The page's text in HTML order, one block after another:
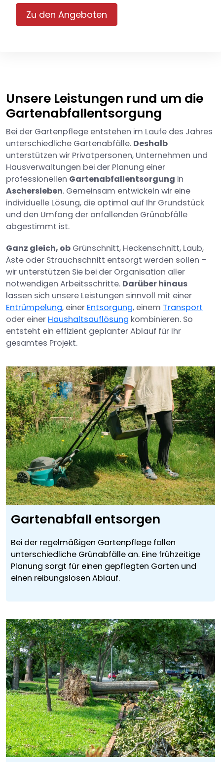
Zu den Angeboten
Unsere Leistungen rund um die
Gartenabfallentsorgung
Bei der Gartenpflege entstehen im Laufe des Jahres
unterschiedliche Gartenabfälle. Deshalb
unterstützen wir Privatpersonen, Unternehmen und
Hausverwaltungen bei der Planung einer
professionellen Gartenabfallentsorgung in
Aschersleben. Gemeinsam entwickeln wir eine
individuelle Lösung, die optimal auf Ihr Grundstück
und den Umfang der anfallenden Grünabfälle
abgestimmt ist.
Ganz gleich, ob Grünschnitt, Heckenschnitt, Laub,
Äste oder Strauchschnitt entsorgt werden sollen –
wir unterstützen Sie bei der Organisation aller
notwendigen Arbeitsschritte. Darüber hinaus
lassen sich unsere Leistungen sinnvoll mit einer
Entrümpelung, einer Entsorgung, einem Transport
oder einer Haushaltsauflösung kombinieren. So
entsteht ein effizient geplanter Ablauf für Ihr
gesamtes Projekt.
Gartenabfall entsorgen
Bei der regelmäßigen Gartenpflege fallen
unterschiedliche Grünabfälle an. Eine frühzeitige
Planung sorgt für einen gepflegten Garten und
einen reibungslosen Ablauf.